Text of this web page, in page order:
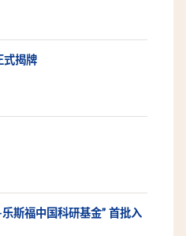
式揭牌
斯福中国科研基金” 首批入